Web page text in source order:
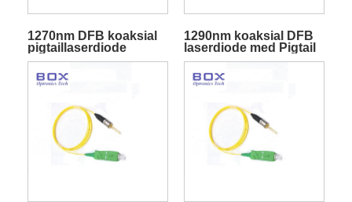
1270nm DFB koaksial
pigtaillaserdiode
1290nm koaksial DFB
laserdiode med Pigtail